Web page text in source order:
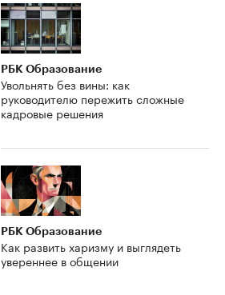
РБК Образование
Увольнять без вины: как
руководителю пережить сложные
кадровые решения
РБК Образование
Как развить харизму и выглядеть
увереннее в общении